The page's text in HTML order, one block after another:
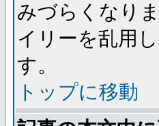
みづらくなり
イリーを乱用
す。
トップに移動